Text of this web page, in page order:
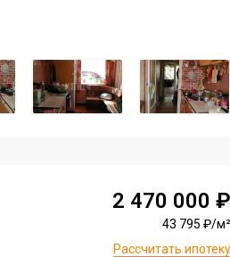
2 470 000 ₽
43 795 ₽/м²
Рассчитать ипотеку